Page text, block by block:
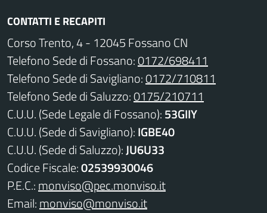
CONTATTI E RECAPITI
Corso Trento, 4 - 12045 Fossano CN
Telefono Sede di Fossano:0172/698411
Telefono Sede di Savigliano:0172/710811
Telefono Sede di Saluzzo:0175/210711
C.U.U. (Sede Legale di Fossano):53GIIY
C.U.U. (Sede di Savigliano):IGBE40
C.U.U. (Sede di Saluzzo):JU6U33
Codice Fiscale:02539930046
P.E.C.:monviso@pec.monviso.it
Email:monviso@monviso.it